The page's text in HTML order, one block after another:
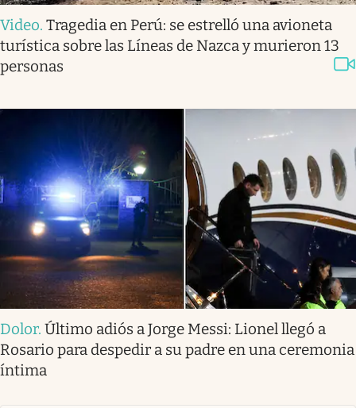
Video. Tragedia en Perú: se estrelló una avioneta
turística sobre las Líneas de Nazca y murieron 13
personas
Dolor. Último adiós a Jorge Messi: Lionel llegó a
Rosario para despedir a su padre en una ceremonia
íntima